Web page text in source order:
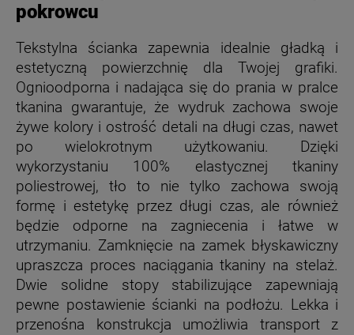
pokrowcu
Tekstylna ścianka zapewnia idealnie gładką i
estetyczną powierzchnię dla Twojej grafiki.
Ognioodporna i nadająca się do prania w pralce
tkanina gwarantuje, że wydruk zachowa swoje
żywe kolory i ostrość detali na długi czas, nawet
po wielokrotnym użytkowaniu. Dzięki
wykorzystaniu 100% elastycznej tkaniny
poliestrowej, tło to nie tylko zachowa swoją
formę i estetykę przez długi czas, ale również
będzie odporne na zagniecenia i łatwe w
utrzymaniu. Zamknięcie na zamek błyskawiczny
upraszcza proces naciągania tkaniny na stelaż.
Dwie solidne stopy stabilizujące zapewniają
pewne postawienie ścianki na podłożu. Lekka i
przenośna konstrukcja umożliwia transport z